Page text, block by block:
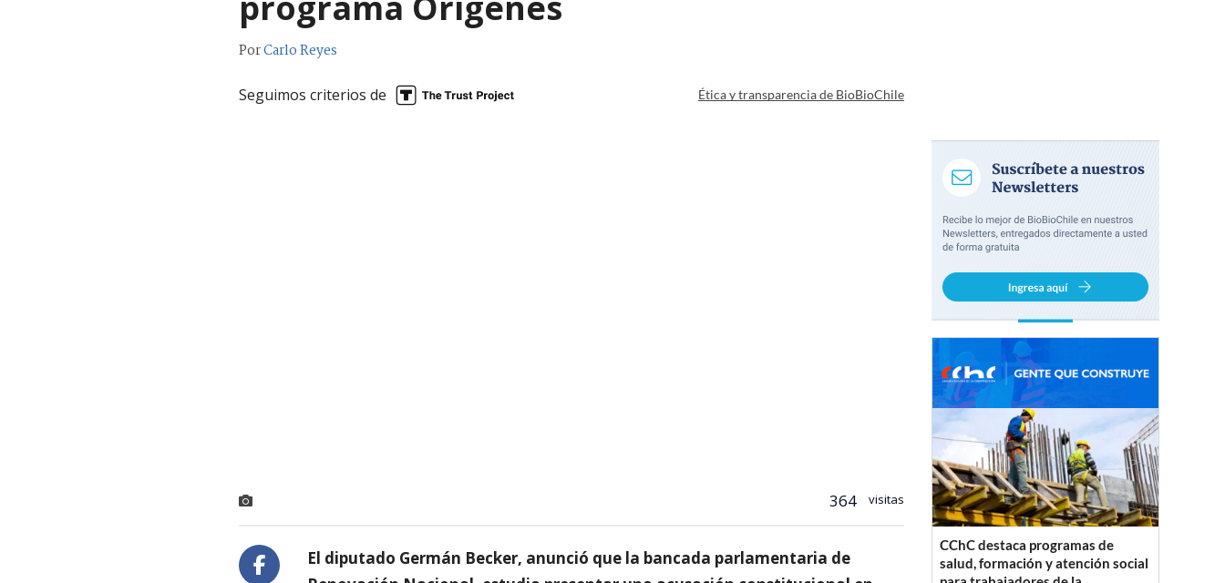
PorCarlo Reyes
Seguimos criterios de Ética y transparencia de BioBioChile
364 visitas
El diputado Germán Becker, anunció que la bancada parlamentaria de
CChC destaca programas de
salud, formación y atención social